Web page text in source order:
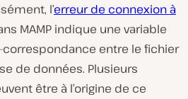
l’erreur de connexion à
MAMP indique une variable
entre le fichier
de données. Plusieurs
être à l’origine de ce